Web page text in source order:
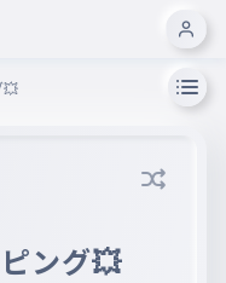
💥
ング💥